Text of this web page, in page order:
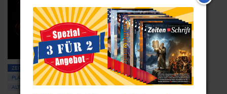
ZEITENSCHRIFT NR. 8 BEWUSSTSEIN
KREBS
PLANET ERDE • UMWELTSCHUTZ
ATOMSPALTUNG • RADIOAKTIVITÄT
ALTERNATIVE WISSENSCHAFT
SCHAUBERGER WISSENSCHAFT UND ETHIK